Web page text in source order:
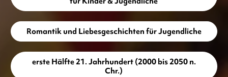
Romantik und Liebesgeschichten für Jugendliche
erste Hälfte 21. Jahrhundert (2000 bis 2050 n.
Chr.)